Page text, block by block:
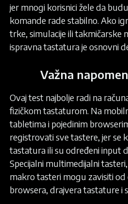
jer mnogi korisnici žele da
komande rade stabilno. Ako
trke, simulacije ili takmičarske
ispravna tastatura je osnovni
Važna
Ovaj test najbolje radi na
fizičkom tastaturom. Na
tabletima i pojedinim
registrovati sve tastere, jer se
tastatura ili su određeni input
Specijalni multimedijalni
makro tasteri mogu zavisiti
browsera, drajvera tastature i